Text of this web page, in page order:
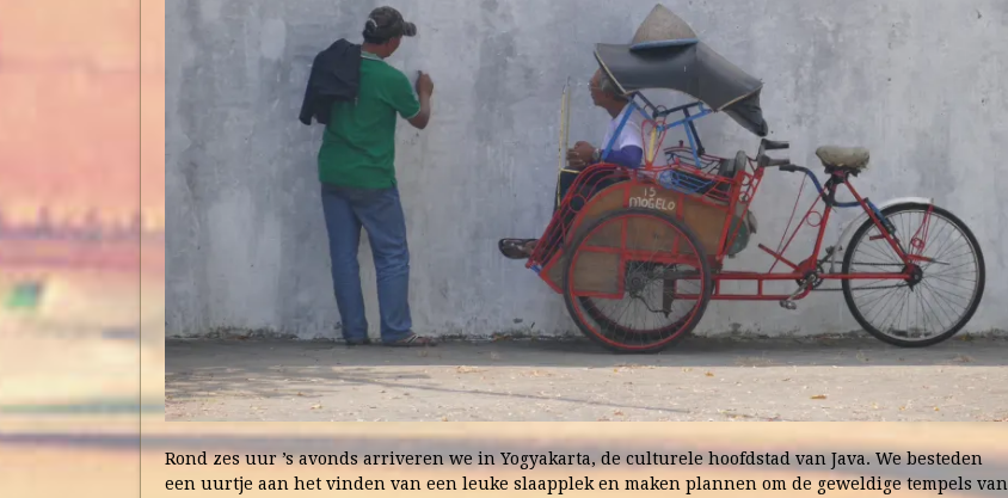
Rond zes uur ’s avonds arriveren we in Yogyakarta, de culturele hoofdstad van Java. We besteden
een uurtje aan het vinden van een leuke slaapplek en maken plannen om de geweldige tempels van